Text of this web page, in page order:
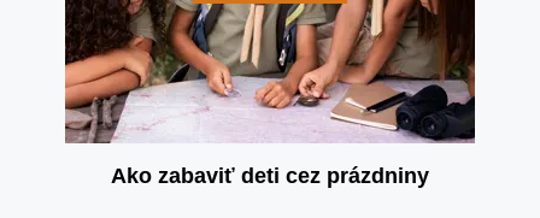
Ako zabaviť deti cez prázdniny